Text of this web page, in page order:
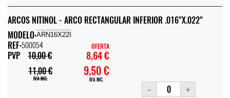
ARCOS NITINOL - ARCO RECTANGULAR INFERIOR .016"X.022"
MODELO:ARN16X22I
REF:500054
PVP
10,00 €
11,00 €
IVA INC.
OFERTA
8,64 €
9,50 €
IVA INC.
- +